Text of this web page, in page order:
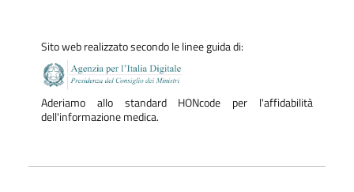
Sito web realizzato secondo le linee guida di:
Aderiamo allo standard HONcode per l'affidabilità
dell'informazione medica.